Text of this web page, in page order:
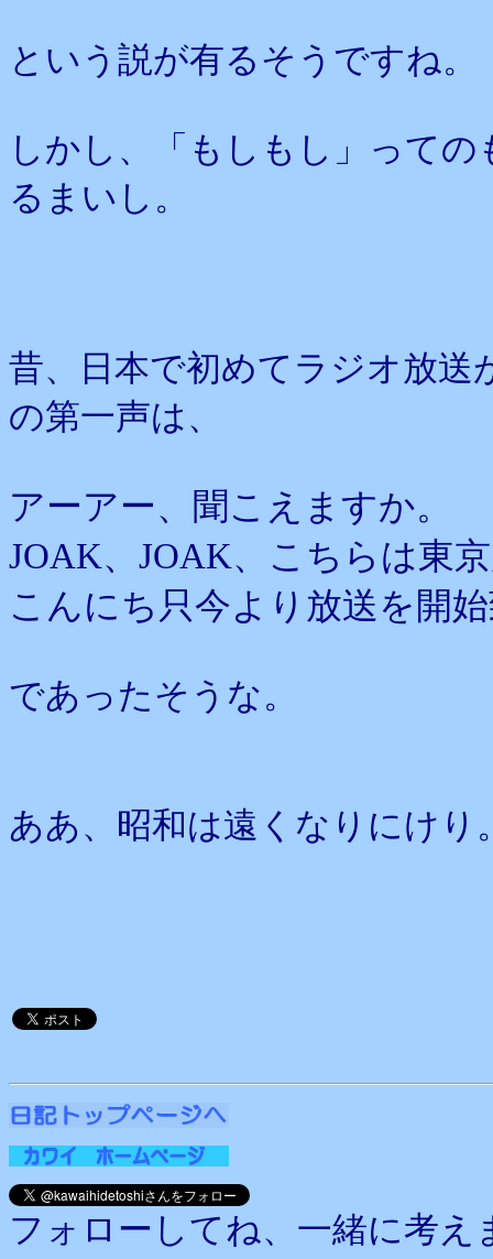
という説が有るそうですね。
しかし、「もしもし」って
るまいし。
昔、日本で初めてラジオ放
の第一声は、
アーアー、聞こえますか。
JOAK、JOAK、こちらは東
こんにち只今より放送を開
であったそうな。
ああ、昭和は遠くなりにけり
フォローしてね、一緒に考え